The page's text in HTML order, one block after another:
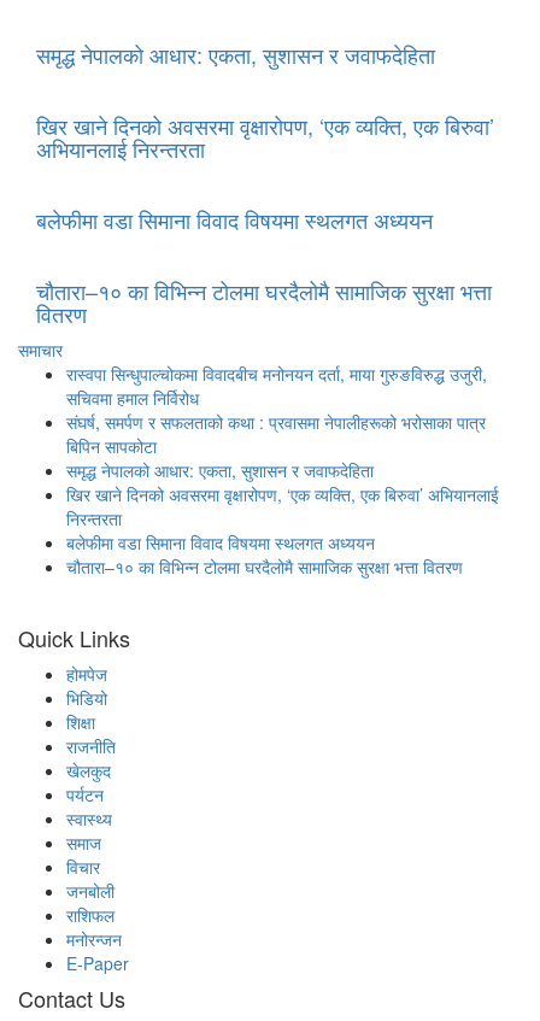
समृद्ध नेपालको आधार: एकता, सुशासन र जवाफदेहिता
खिर खाने दिनको अवसरमा वृक्षारोपण, ‘एक व्यक्ति, एक बिरुवा’
अभियानलाई निरन्तरता
बलेफीमा वडा सिमाना विवाद विषयमा स्थलगत अध्ययन
चौतारा–१० का विभिन्न टोलमा घरदैलोमै सामाजिक सुरक्षा भत्ता
वितरण
समाचार
रास्वपा सिन्धुपाल्चोकमा विवादबीच मनोनयन दर्ता, माया गुरुङविरुद्ध उजुरी,
सचिवमा हमाल निर्विरोध
संघर्ष, समर्पण र सफलताको कथा : प्रवासमा नेपालीहरूको भरोसाका पात्र
बिपिन सापकोटा
समृद्ध नेपालको आधार: एकता, सुशासन र जवाफदेहिता
खिर खाने दिनको अवसरमा वृक्षारोपण, ‘एक व्यक्ति, एक बिरुवा’ अभियानलाई
निरन्तरता
बलेफीमा वडा सिमाना विवाद विषयमा स्थलगत अध्ययन
चौतारा–१० का विभिन्न टोलमा घरदैलोमै सामाजिक सुरक्षा भत्ता वितरण
Quick Links
होमपेज
भिडियो
शिक्षा
राजनीति
खेलकुद
पर्यटन
स्वास्थ्य
समाज
विचार
जनबोली
राशिफल
मनोरन्जन
E-Paper
Contact Us